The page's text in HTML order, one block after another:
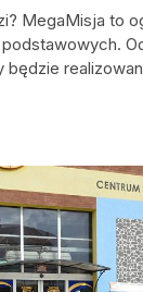
MegaMisja to
będzie